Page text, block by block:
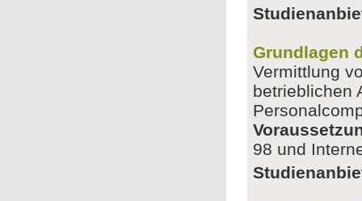
Grundlagen
Vermittlung
betrieblichen
98 und